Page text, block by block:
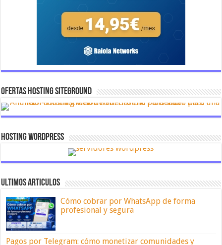
OFERTAS HOSTING SITEGROUND
Hosting Wordpress
ULTIMOS ARTICULOS
Cómo cobrar por WhatsApp de forma
profesional y segura
Pagos por Telegram: cómo monetizar comunidades y